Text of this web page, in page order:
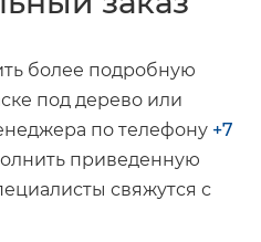
более подробную
под дерево или
по телефону +7
приведенную
свяжутся с